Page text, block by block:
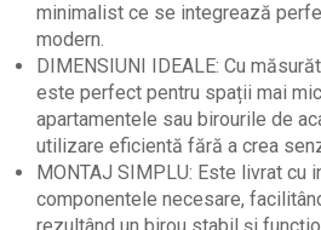
minimalist ce se integrează
modern.
DIMENSIUNI IDEALE: Cu
este perfect pentru spații mai
apartamentele sau birourile de
utilizare eficientă fără a crea
MONTAJ SIMPLU: Este livrat cu
componentele necesare,